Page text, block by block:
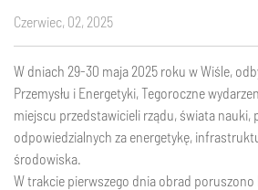
czerwiec, 02, 2025
W dniach 29-30 maja 2025 roku w Wiśle,
Przemysłu i Energetyki, Tegoroczne
miejscu przedstawicieli rządu, świata nauki,
odpowiedzialnych za energetykę,
środowiska.
W trakcie pierwszego dnia obrad